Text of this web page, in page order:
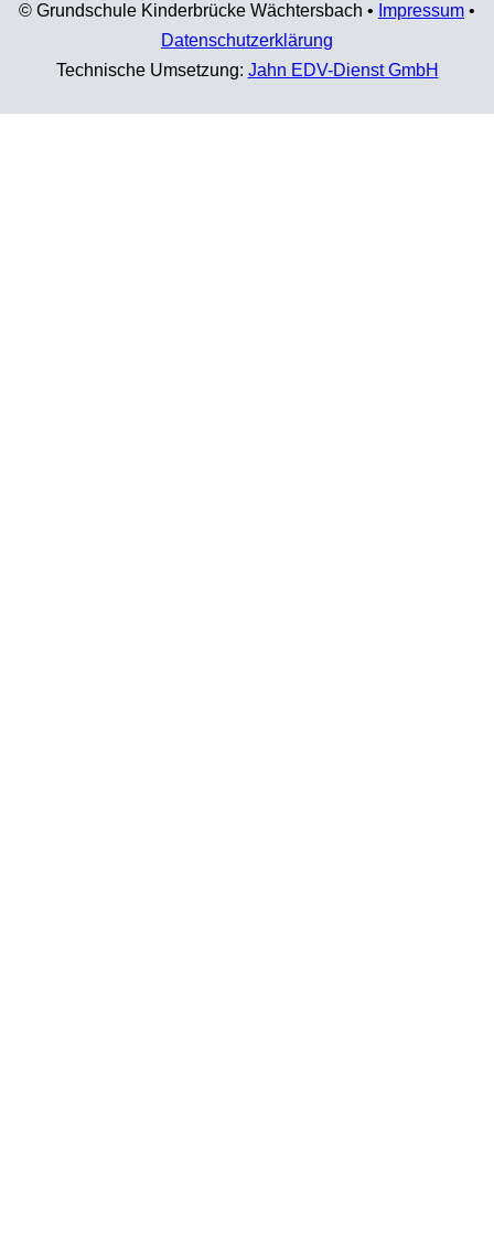
© Grundschule Kinderbrücke Wächtersbach • Impressum •
Datenschutzerklärung
Technische Umsetzung: Jahn EDV-Dienst GmbH